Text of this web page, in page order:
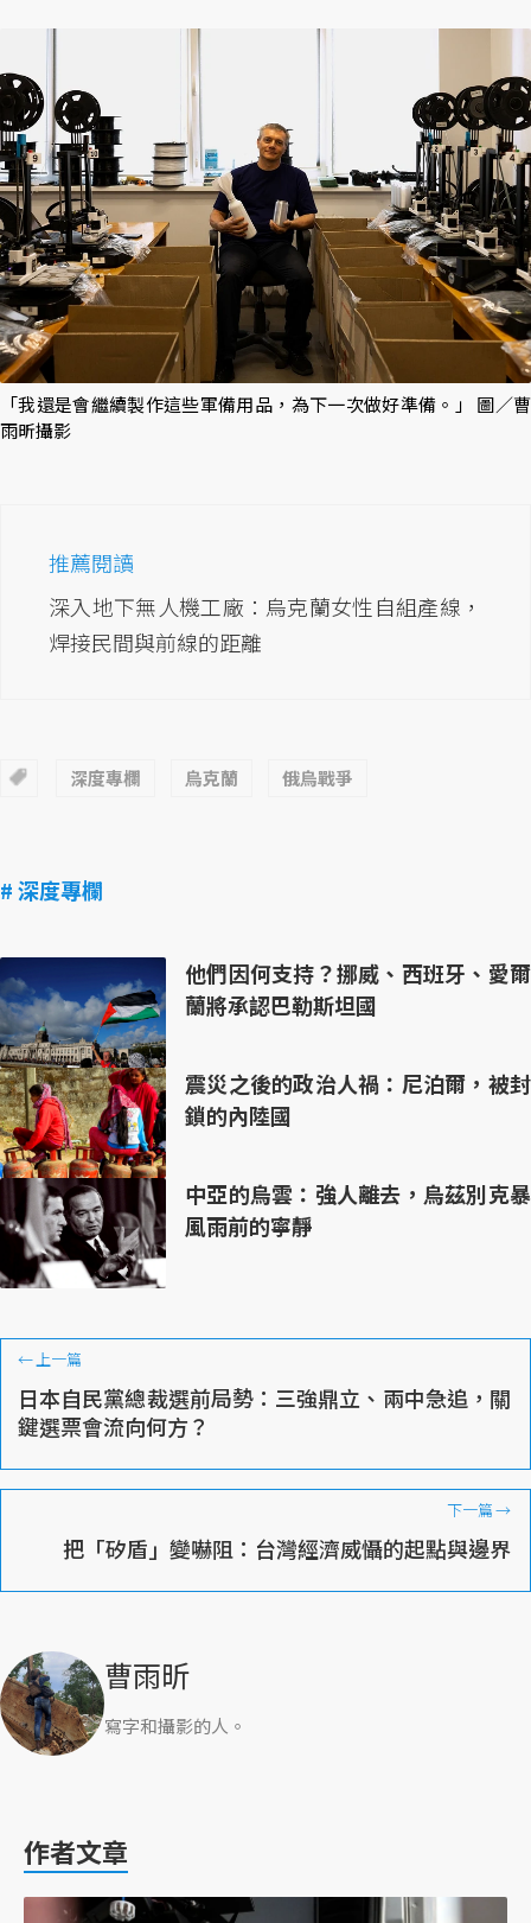
「我還是會繼續製作這些軍備用品，為下一次做好準備。」 圖／曹
雨昕攝影
推薦閱讀
深入地下無人機工廠：烏克蘭女性自組產線，
焊接民間與前線的距離
深度專欄 烏克蘭 俄烏戰爭
# 深度專欄
他們因何支持？挪威、西班牙、愛爾
蘭將承認巴勒斯坦國
震災之後的政治人禍：尼泊爾，被封
鎖的內陸國
中亞的烏雲：強人離去，烏茲別克暴
風雨前的寧靜
←上一篇
日本自民黨總裁選前局勢：三強鼎立、兩中急追，關
鍵選票會流向何方？
下一篇→
把「矽盾」變嚇阻：台灣經濟威懾的起點與邊界
曹雨昕
寫字和攝影的人。
作者文章